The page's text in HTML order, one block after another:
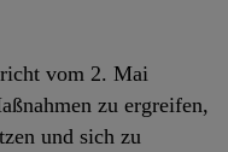
vom 2. Mai
zu ergreifen,
und sich zu